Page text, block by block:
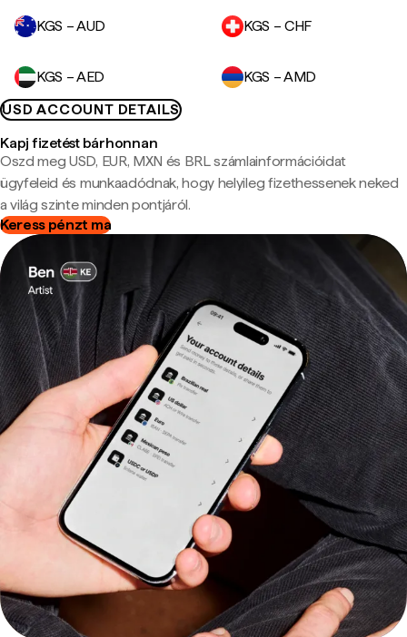
KGS – AUD KGS – CHF
KGS – AED
KGS – AMD
USD ACCOUNT DETAILS
Kapj fizetést bárhonnan
Oszd meg USD, EUR, MXN és BRL számlainformációidat
ügyfeleid és munkaadódnak, hogy helyileg fizethessenek neked
a világ szinte minden pontjáról.
Keress pénzt ma